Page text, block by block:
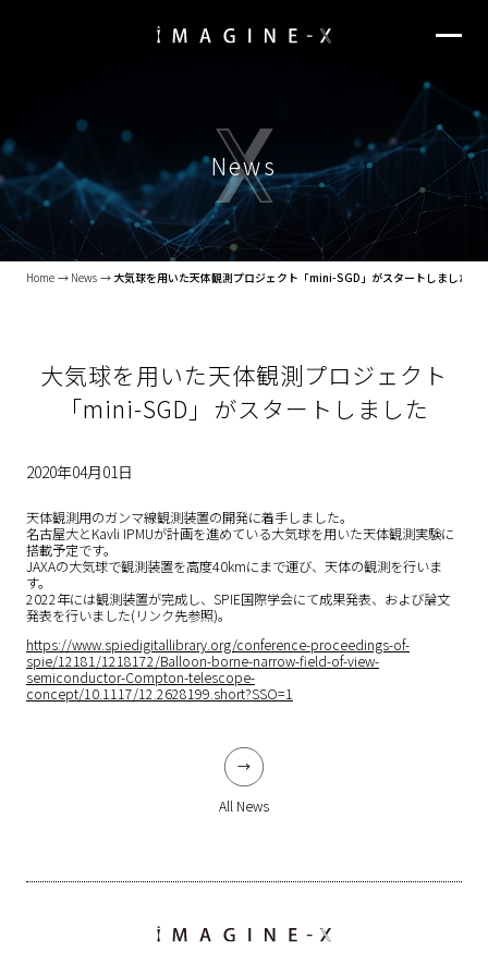
News
Home News 大気球を用いた天体観測プロジェクト「mini-SGD」がスタートしました
大気球を用いた天体観測プロジェクト
「mini-SGD」がスタートしました
2020年04月01日
天体観測用のガンマ線観測装置の開発に着手しました。
名古屋大とKavli IPMUが計画を進めている大気球を用いた天体観測実験に
搭載予定です。
JAXAの大気球で観測装置を高度40kmにまで運び、天体の観測を行いま
す。
2022年には観測装置が完成し、SPIE国際学会にて成果発表、および論文
発表を行いました(リンク先参照)。
https://www.spiedigitallibrary.org/conference-proceedings-of-
spie/12181/1218172/Balloon-borne-narrow-field-of-view-
semiconductor-Compton-telescope-
concept/10.1117/12.2628199.short?SSO=1
All News